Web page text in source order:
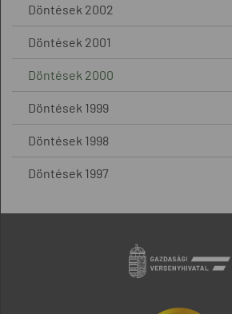
Döntések 2002
Döntések 2001
Döntések 2000
Döntések 1999
Döntések 1998
Döntések 1997